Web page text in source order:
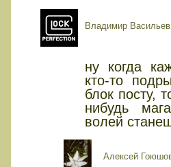
Владимир Васильев
ну когда
кто-то
блок посту,
нибудь
волей
Алексей